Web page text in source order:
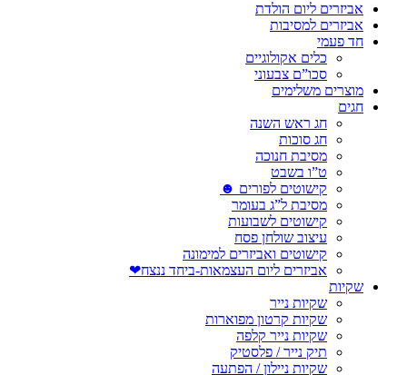
אביזרים ליום הולדת
אביזרים למסיבות
חד פעמי
כלים אקולוגיים
סכו”ם צבעוני
מוצרים משלימים
חגים
חג ראש השנה
חג סוכות
מסיבת חנוכה
ט”ו בשבט
קישוטים לפורים ☻
מסיבת ל”ג בעומר
קישוטים לשבועות
עיצוב שולחן פסח
קישוטים ואביזרים למימונה
אביזרים ליום העצמאות-ביחד ננצח❤
שקיות
שקיות נייר
שקיות קרטון מפוארות
שקיות נייר קלפה
תיק נייר / פלסטיק
שקיות ניילון / הפתעה